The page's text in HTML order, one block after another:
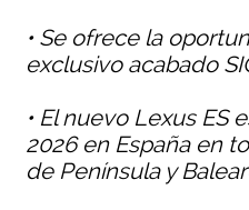
• Se ofrece la
exclusivo acabado
• El nuevo Lexus ES
2026 en España en
de Península y